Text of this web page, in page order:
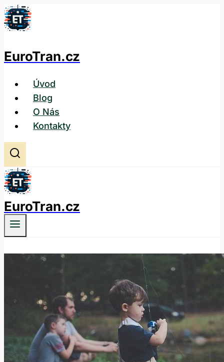
Přeskočit
na
EuroTran.cz
Úvod
Blog
O Nás
Kontakty
EuroTran.cz